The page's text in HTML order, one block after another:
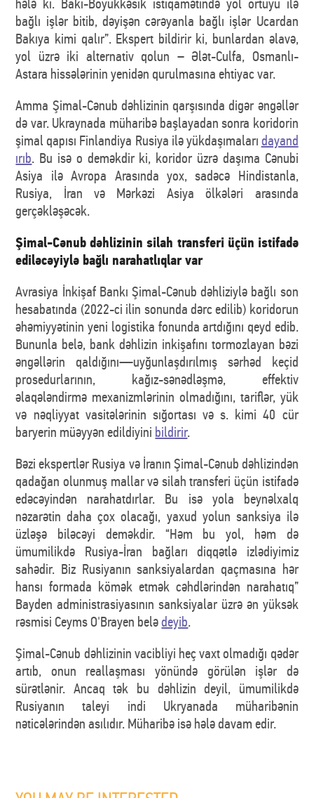
hələ ki. Bakı-Böyükkəsik istiqamətində yol örtüyü ilə
bağlı işlər bitib, dəyişən cərəyanla bağlı işlər Ucardan
Bakıya kimi qalır”. Ekspert bildirir ki, bunlardan əlavə,
yol üzrə iki alternativ qolun – Ələt-Culfa, Osmanlı-
Astara hissələrinin yenidən qurulmasına ehtiyac var.
Amma Şimal-Cənub dəhlizinin qarşısında digər əngəllər
də var. Ukraynada müharibə başlayadan sonra koridorin
şimal qapısı Finlandiya Rusiya ilə yükdaşımaları dayand
ırıb. Bu isə o deməkdir ki, koridor üzrə daşıma Cənubi
Asiya ilə Avropa Arasında yox, sadəcə Hindistanla,
Rusiya, İran və Mərkəzi Asiya ölkələri arasında
gerçəkləşəcək.
Şimal-Cənub dəhlizinin silah transferi üçün istifadə
ediləcəyiylə bağlı narahatlıqlar var
Avrasiya İnkişaf Bankı Şimal-Cənub dəhliziylə bağlı son
hesabatında (2022-ci ilin sonunda dərc edilib) koridorun
əhəmiyyətinin yeni logistika fonunda artdığını qeyd edib.
Bununla belə, bank dəhlizin inkişafını tormozlayan bəzi
əngəllərin qaldığını—uyğunlaşdırılmış sərhəd keçid
prosedurlarının, kağız-sənədləşmə, effektiv
əlaqələndirmə mexanizmlərinin olmadığını, tariflər, yük
və nəqliyyat vasitələrinin sığortası və s. kimi 40 cür
baryerin müəyyən edildiyini bildirir.
Bəzi ekspertlər Rusiya və İranın Şimal-Cənub dəhlizindən
qadağan olunmuş mallar və silah transferi üçün istifadə
edəcəyindən narahatdırlar. Bu isə yola beynəlxalq
nəzarətin daha çox olacağı, yaxud yolun sanksiya ilə
üzləşə biləcəyi deməkdir. “Həm bu yol, həm də
ümumilikdə Rusiya-İran bağları diqqətlə izlədiyimiz
sahədir. Biz Rusiyanın sanksiyalardan qaçmasına hər
hansı formada kömək etmək cəhdlərindən narahatıq”
Bayden administrasiyasının sanksiyalar üzrə ən yüksək
rəsmisi Ceyms O'Brayen belədeyib.
Şimal-Cənub dəhlizinin vacibliyi heç vaxt olmadığı qədər
artıb, onun reallaşması yönündə görülən işlər də
sürətlənir. Ancaq tək bu dəhlizin deyil, ümumilikdə
Rusiyanın taleyi indi Ukryanada müharibənin
nəticələrindən asılıdır. Müharibə isə hələ davam edir.